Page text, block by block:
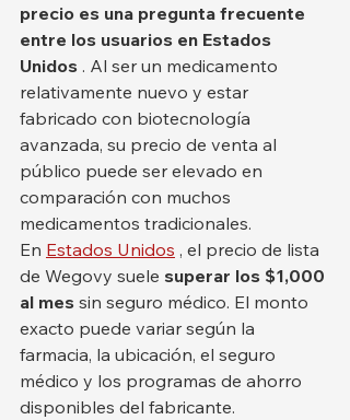
precio es una pregunta frecuente
entre los usuarios en Estados
Unidos . Al ser un medicamento
relativamente nuevo y estar
fabricado con biotecnología
avanzada, su precio de venta al
público puede ser elevado en
comparación con muchos
medicamentos tradicionales.
En Estados Unidos , el precio de lista
de Wegovy suele superar los $1,000
al mes sin seguro médico. El monto
exacto puede variar según la
farmacia, la ubicación, el seguro
médico y los programas de ahorro
disponibles del fabricante.